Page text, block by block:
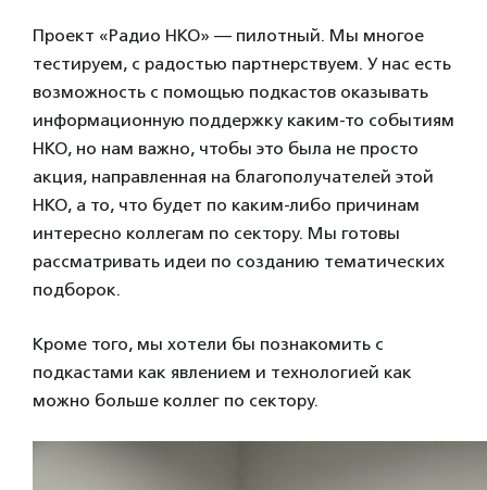
Проект «Радио НКО» — пилотный. Мы многое
тестируем, с радостью партнерствуем. У нас есть
возможность с помощью подкастов оказывать
информационную поддержку каким-то событиям
НКО, но нам важно, чтобы это была не просто
акция, направленная на благополучателей этой
НКО, а то, что будет по каким-либо причинам
интересно коллегам по сектору. Мы готовы
рассматривать идеи по созданию тематических
подборок.
Кроме того, мы хотели бы познакомить с
подкастами как явлением и технологией как
можно больше коллег по сектору.